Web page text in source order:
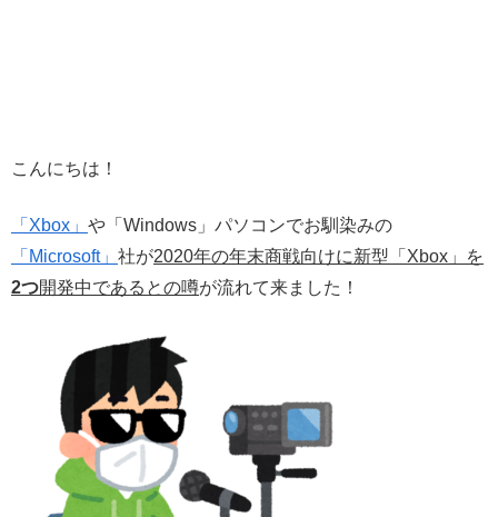
こんにちは！
「Xbox」 や「Windows」パソコンでお馴染みの
「Microsoft」 社が2020年の年末商戦向けに新型「Xbox」を
2つ開発中であるとの噂が流れて来ました！